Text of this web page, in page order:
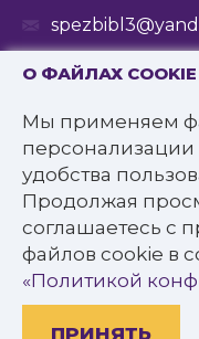
О ФАЙЛАХ
Мы применяем
удобства
Продолжая
соглашаетесь с
файлов cookie в
«Политикой
ПРИНЯТЬ
© 2016—2022
учреждение
«Белгородская
библиотека для
Все права
Политика